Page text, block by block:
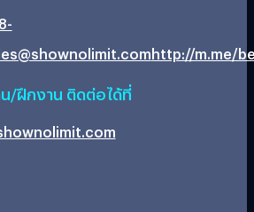
http://m.me/
/ฝึกงาน ติดต่อได้ที่